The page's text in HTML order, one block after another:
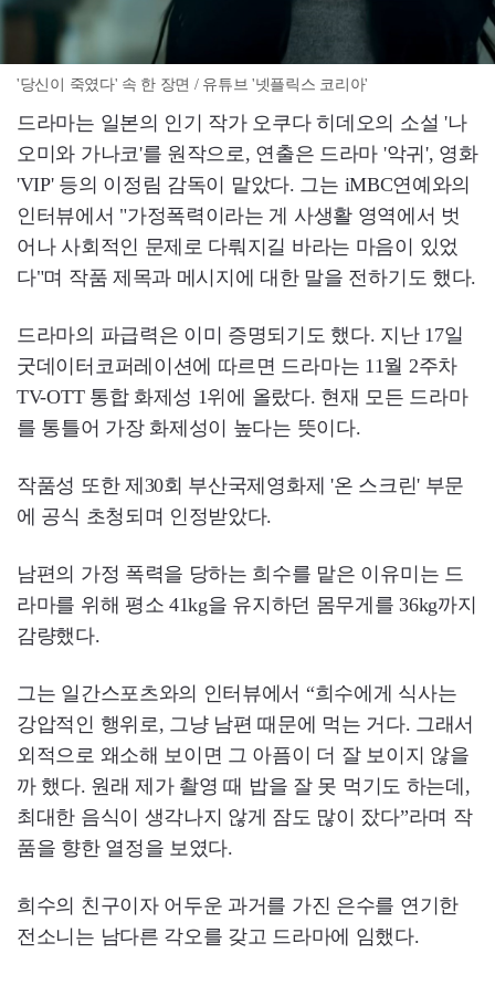
'당신이 죽였다' 속 한 장면 / 유튜브 '넷플릭스 코리아'
드라마는 일본의 인기 작가 오쿠다 히데오의 소설 '나
오미와 가나코'를 원작으로, 연출은 드라마 '악귀', 영화
'VIP' 등의 이정림 감독이 맡았다. 그는 iMBC연예와의
인터뷰에서 "가정폭력이라는 게 사생활 영역에서 벗
어나 사회적인 문제로 다뤄지길 바라는 마음이 있었
다"며 작품 제목과 메시지에 대한 말을 전하기도 했다.
드라마의 파급력은 이미 증명되기도 했다. 지난 17일
굿데이터코퍼레이션에 따르면 드라마는 11월 2주차
TV-OTT 통합 화제성 1위에 올랐다. 현재 모든 드라마
를 통틀어 가장 화제성이 높다는 뜻이다.
작품성 또한 제30회 부산국제영화제 '온 스크린' 부문
에 공식 초청되며 인정받았다.
남편의 가정 폭력을 당하는 희수를 맡은 이유미는 드
라마를 위해 평소 41kg을 유지하던 몸무게를 36kg까지
감량했다.
그는 일간스포츠와의 인터뷰에서 “희수에게 식사는
강압적인 행위로, 그냥 남편 때문에 먹는 거다. 그래서
외적으로 왜소해 보이면 그 아픔이 더 잘 보이지 않을
까 했다. 원래 제가 촬영 때 밥을 잘 못 먹기도 하는데,
최대한 음식이 생각나지 않게 잠도 많이 잤다”라며 작
품을 향한 열정을 보였다.
희수의 친구이자 어두운 과거를 가진 은수를 연기한
전소니는 남다른 각오를 갖고 드라마에 임했다.